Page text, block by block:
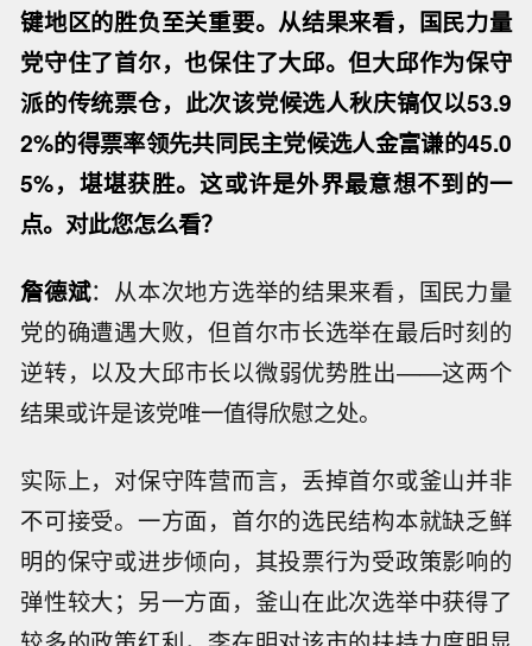
键地区的胜负至关重要。从结果来看，国民力量
党守住了首尔，也保住了大邱。但大邱作为保守
派的传统票仓，此次该党候选人秋庆镐仅以53.9
2%的得票率领先共同民主党候选人金富谦的45.0
5%，堪堪获胜。这或许是外界最意想不到的一
点。对此您怎么看？
詹德斌：从本次地方选举的结果来看，国民力量
党的确遭遇大败，但首尔市长选举在最后时刻的
逆转，以及大邱市长以微弱优势胜出——这两个
结果或许是该党唯一值得欣慰之处。
实际上，对保守阵营而言，丢掉首尔或釜山并非
不可接受。一方面，首尔的选民结构本就缺乏鲜
明的保守或进步倾向，其投票行为受政策影响的
弹性较大；另一方面，釜山在此次选举中获得了